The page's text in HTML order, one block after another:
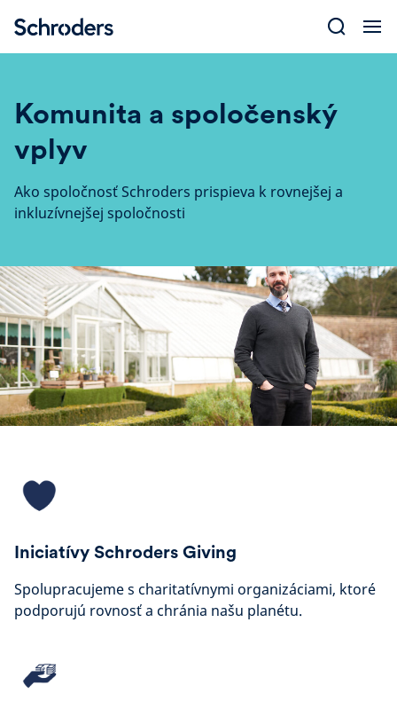
content
Komunita a spoločenský
vplyv
Ako spoločnosť Schroders prispieva k rovnejšej a
inkluzívnejšej spoločnosti
Iniciatívy Schroders Giving
Spolupracujeme s charitatívnymi organizáciami, ktoré
podporujú rovnosť a chránia našu planétu.